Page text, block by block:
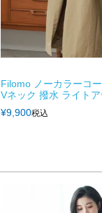
Filomo ノーカラーコ
Vネック 撥水 ライト
¥9,900税込